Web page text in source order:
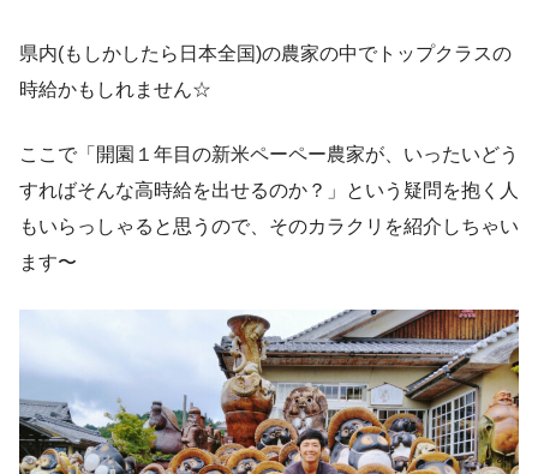
県内(もしかしたら日本全国)の農家の中でトップクラスの
時給かもしれません☆
ここで「開園１年目の新米ペーペー農家が、いったいどう
すればそんな高時給を出せるのか？」という疑問を抱く人
もいらっしゃると思うので、そのカラクリを紹介しちゃい
ます〜